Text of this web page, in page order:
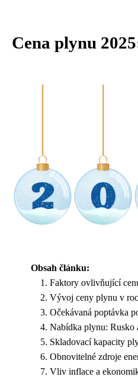
Cena plynu
Obsah článku:
Faktory ovlivňující
Vývoj ceny plynu v
Očekávaná poptávka
Nabídka plynu: Rusko
Skladovací kapacity
Obnovitelné zdroje
Vliv inflace a